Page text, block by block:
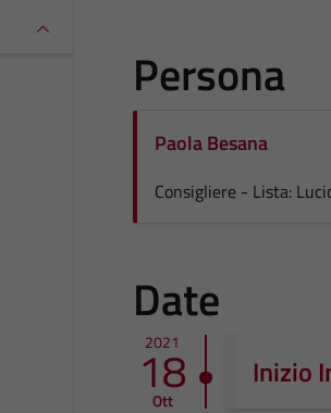
Persona
Paola Besana
Consigliere - Lista:
Date
2021
18
Ott
Inizio